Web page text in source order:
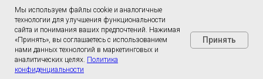
Мы используем файлы cookie и аналогичные
технологии для улучшения функциональности
сайта и понимания ваших предпочтений. Нажимая
«Принять», вы соглашаетесь с использованием
нами данных технологий в маркетинговых и
аналитических целях. Политика
конфиденциальности
Принять